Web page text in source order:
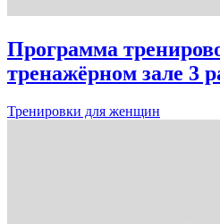
Программа
тренажёрном зале 3
Тренировки для женщин